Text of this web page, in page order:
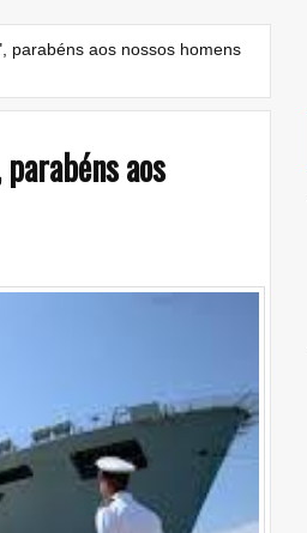
parabéns aos nossos homens
aos